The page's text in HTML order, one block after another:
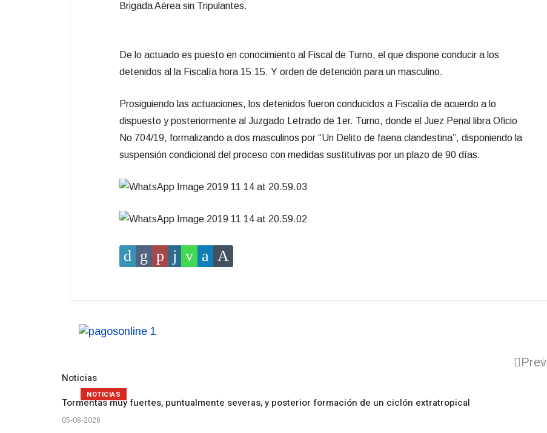
Brigada Aérea sin Tripulantes.
De lo actuado es puesto en conocimiento al Fiscal de Turno, el que dispone conducir a los
detenidos al la Fiscalía hora 15:15. Y orden de detención para un masculino.
Prosiguiendo las actuaciones, los detenidos fueron conducidos a Fiscalía de acuerdo a lo
dispuesto y posteriormente al Juzgado Letrado de 1er. Turno, donde el Juez Penal libra Oficio
No 704/19, formalizando a dos masculinos por “Un Delito de faena clandestina”, disponiendo la
suspensión condicional del proceso con medidas sustitutivas por un plazo de 90 días.
Noticias
Prev
Tormentas muy fuertes, puntualmente severas, y posterior formación de un ciclón extratropical
05-08-2026
NOTICIAS